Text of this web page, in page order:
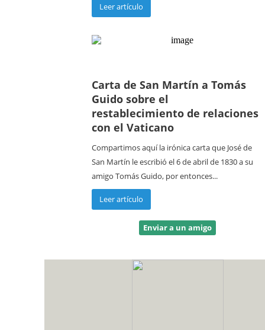
Leer artículo
Carta de San Martín a Tomás
Guido sobre el
restablecimiento de relaciones
con el Vaticano
Compartimos aquí la irónica carta que José de
San Martín le escribió el 6 de abril de 1830 a su
amigo Tomás Guido, por entonces...
Leer artículo
Enviar a un amigo